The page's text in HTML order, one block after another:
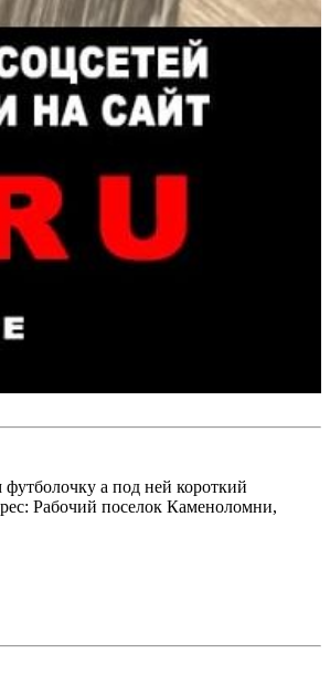
а под ней короткий
Рабочий поселок Каменоломни,